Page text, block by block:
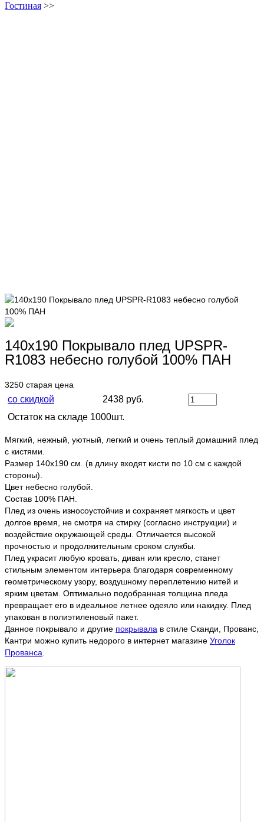
Гостиная >>
140х190 Покрывало плед UPSPR-
R1083 небесно голубой 100% ПАН
3250 старая цена
со скидкой
2438 руб.
Остаток на складе 1000шт.
Мягкий, нежный, уютный, легкий и очень теплый домашний плед
с кистями.
Размер 140х190 см. (в длину входят кисти по 10 см с каждой
стороны).
Цвет небесно голубой.
Состав 100% ПАН.
Плед из очень износоустойчив и сохраняет мягкость и цвет
долгое время, не смотря на стирку (согласно инструкции) и
воздействие окружающей среды. Отличается высокой
прочностью и продолжительным сроком службы.
Плед украсит любую кровать, диван или кресло, станет
стильным элементом интерьера благодаря современному
геометрическому узору, воздушному переплетению нитей и
ярким цветам. Оптимально подобранная толщина пледа
превращает его в идеальное летнее одеяло или накидку. Плед
упакован в полиэтиленовый пакет.
Данное покрывало и другие покрывала в стиле Сканди, Прованс,
Кантри можно купить недорого в интернет магазине Уголок
Прованса